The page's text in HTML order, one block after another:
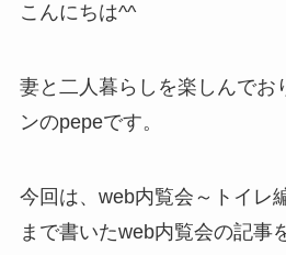
こんにちは^^
妻と二人暮らしを楽しんでお
ンのpepeです。
今回は、 web内覧会～トイレ
まで書いたweb内覧会の記事